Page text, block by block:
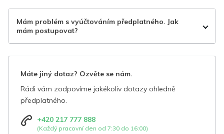
Mám problém s vyúčtováním předplatného. Jak
mám postupovat?
Máte jiný dotaz? Ozvěte se nám.
Rádi vám zodpovíme jakékoliv dotazy ohledně
předplatného.
+420 217 777 888
(Každý pracovní den od 7:30 do 16:00)